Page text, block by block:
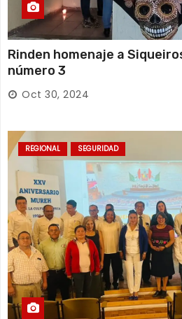
Rinden homenaje a
número 3
Oct 30, 2024
REGIONAL SEGURIDAD